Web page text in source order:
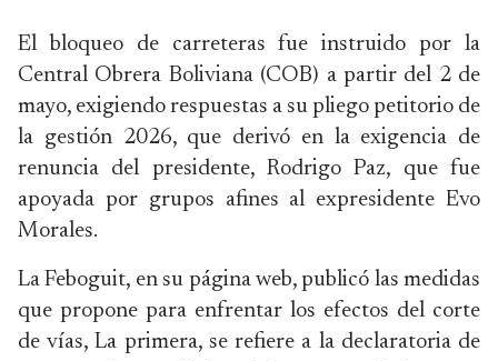
El bloqueo de carreteras fue instruido por la
Central Obrera Boliviana (COB) a partir del 2 de
mayo, exigiendo respuestas a su pliego petitorio de
la gestión 2026, que derivó en la exigencia de
renuncia del presidente, Rodrigo Paz, que fue
apoyada por grupos afines al expresidente Evo
Morales.
La Feboguit, en su página web, publicó las medidas
que propone para enfrentar los efectos del corte
de vías, La primera, se refiere a la declaratoria de